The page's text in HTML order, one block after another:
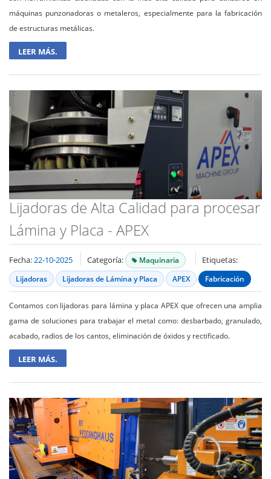
máquinas punzonadoras o metaleros, especialmente para la fabricación
de estructuras metálicas.
LEER MÁS.
Lijadoras de Alta Calidad para procesar
Lámina y Placa - APEX
Fecha:22-10-2025 Categoría: Maquinaria Etiquetas:
Lijadoras Lijadoras de Lámina y Placa APEX Fabricación
Contamos con lijadoras para lámina y placa APEX que ofrecen una amplia
gama de soluciones para trabajar el metal como: desbarbado, granulado,
acabado, radios de los cantos, eliminación de óxidos y rectificado.
LEER MÁS.